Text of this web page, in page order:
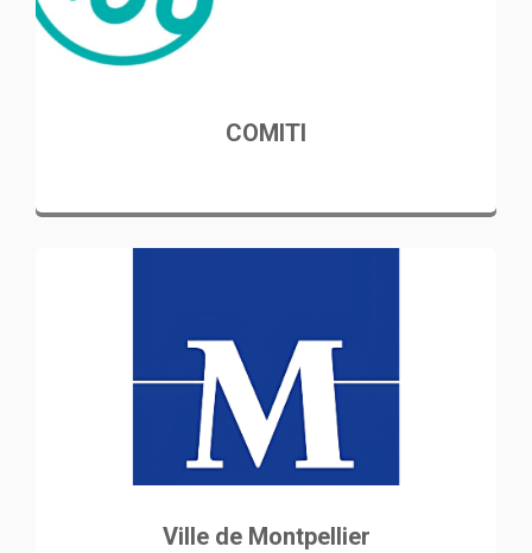
COMITI
Ville de Montpellier